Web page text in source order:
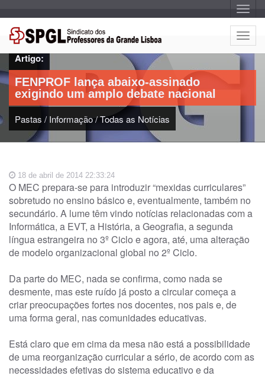
A
l
t
e
r
a
g
o
A
l
t
e
a
a
ç
ã
Artigo:
FENPROF lança abaixo-assinado
exigindo um amplo debate nacional
Pastas / Informação/Todas as Notícias
18 de abril de 2014 22:33:24
O MEC prepara-se para introduzir “mexidas curriculares”
sobretudo no ensino básico e, eventualmente, também no
secundário. A lume têm vindo notícias relacionadas com a
Informática, a EVT, a História, a Geografia, a segunda
língua estrangeira no 3º Ciclo e agora, até, uma alteração
de modelo organizacional global no 2º Ciclo.
Da parte do MEC, nada se confirma, como nada se
desmente, mas este ruído já posto a circular começa a
criar preocupações fortes nos docentes, nos pais e, de
uma forma geral, nas comunidades educativas.
Está claro que em cima da mesa não está a possibilidade
de uma reorganização curricular a sério, de acordo com as
necessidades efetivas do sistema educativo e da